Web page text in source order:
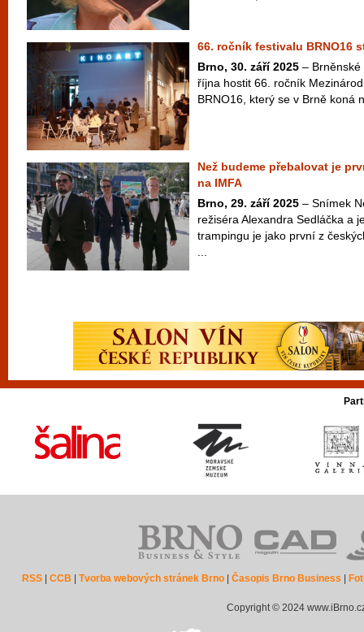
66. ročník festivalu BRNO16
Brno, 30. září 2025 – Brněnské
října hostit 66. ročník
BRNO16, který se v Brně koná
Než budeme přebalovat je
na IMFA
Brno, 29. září 2025 – Snímek
režiséra Alexandra Sedláčka a
trampingu je jako první z
RSS |CCB |Tvorba webových stránek Brno |Časopis Brno Business
Copyright © 2024